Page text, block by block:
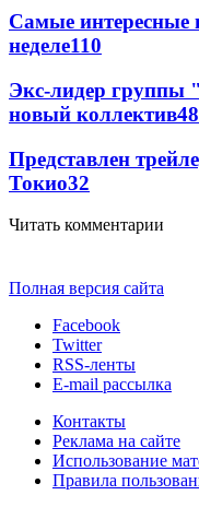
Самые интересные
неделе110
Экс-лидер группы
новый коллектив48
Представлен
Токио32
Читать комментарии
Полная версия сайта
Facebook
Twitter
RSS-ленты
E-mail рассылка
Контакты
Реклама на сайте
Использование
Правила